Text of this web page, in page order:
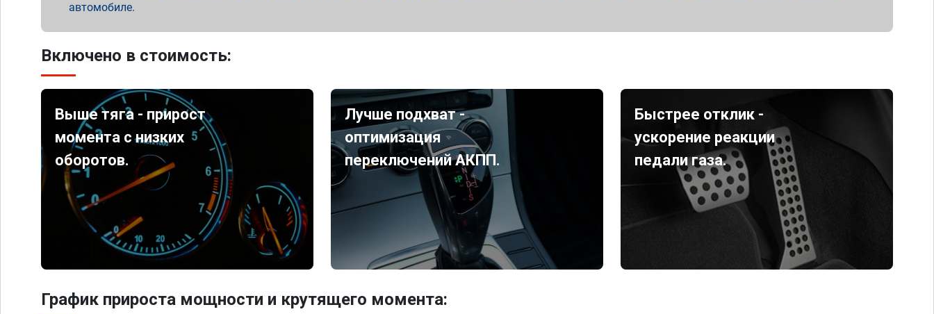
автомобиле.
Включено в стоимость:
Выше тяга - прирост
момента с низких
оборотов.
Лучше подхват -
оптимизация
переключений АКПП.
Быстрее отклик -
ускорение реакции
педали газа.
График прироста мощности и крутящего момента: